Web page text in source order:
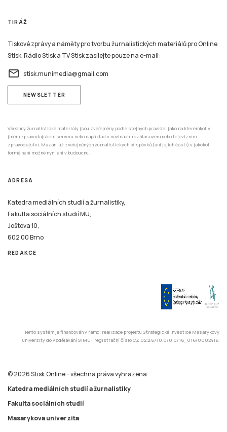
TIRÁŽ
Tiskové zprávy a náměty pro tvorbu žurnalistických materiálů pro Online
Stisk, Rádio Stisk a TV Stisk zasílejte pouze na e-mail:
email stisk.munimedia@gmail.com
NEWSLETTER
Všechny žurnalistické materiály jsou zveřejněny podle stejných pravidel jako na kterémkoliv
jiném zpravodajském serveru nebo například v novinách, rozhlasovém nebo televizním
zpravodajství. Mazání už zveřejněných žurnalistických příspěvků (ani jejich částí) v jakékoli
formě není možné nyní ani v budoucnu.
ADRESA
Katedra mediálních studií a žurnalistiky,
Fakulta sociálních studií MU,
Joštova 10,
602 00 Brno
REDAKCE
Tento systém je financován v rámci realizace projektu Strategické investice Masarykovy
univerzity do vzdělávání SIMU+ registrační číslo CZ.02.2.67/0.0/0.0/16_016/0002416.
© 2026 Stisk.Online – všechna práva vyhrazena
Katedra mediálních studií a žurnalistiky
Fakulta sociálních studií
Masarykova univerzita